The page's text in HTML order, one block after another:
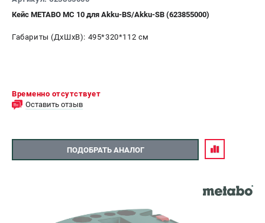
Кейс METABO MC 10 для Akku-BS/Akku-SB (623855000)
Габариты (ДхШхВ): 495*320*112 см
Временно отсутствует
Оставить отзыв
ПОДОБРАТЬ АНАЛОГ